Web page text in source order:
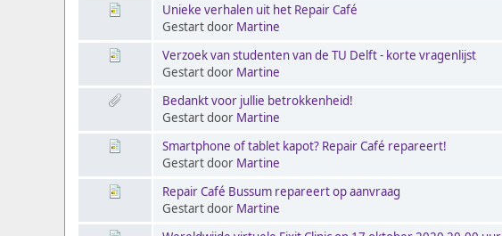
Unieke verhalen uit het Repair Café
Gestart door Martine
Verzoek van studenten van de TU Delft - korte vragenlijst
Gestart door Martine
Bedankt voor jullie betrokkenheid!
Gestart door Martine
Smartphone of tablet kapot? Repair Café repareert!
Gestart door Martine
Repair Café Bussum repareert op aanvraag
Gestart door Martine